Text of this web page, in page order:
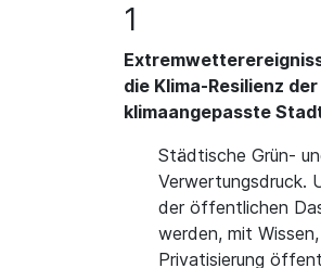
1
die Klima-Resilienz
klimaangepasste
Städtische Grün-
Verwertungsdruck.
der öffentlichen
werden, mit
Privatisierung